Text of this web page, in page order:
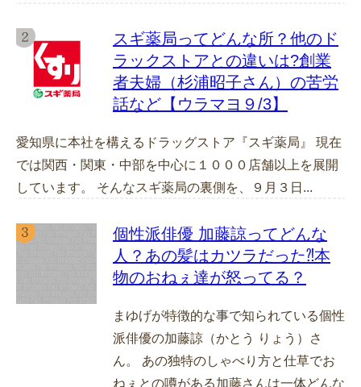
スギ薬局ってどんな所？他のド
ラックストアとの違いは?創業
者夫婦（杉浦昭子さん）の苦労
話など【ウラマヨ９/3】
愛知県に本社を構えるドラッグストア『スギ薬局』 現在
では関西・関東・中部を中心に１０００店舗以上を展開
しています。 そんなスギ薬局の裏側を、９月３日...
個性派俳優 加藤諒ってどんな
人？あの髪はカツラだった⁈本
物のおねぇ達が怒ってる？
まゆげが特徴的な事で知られている個性
派俳優の加藤諒（かとう りょう）さ
ん。 あの独特のしゃべり方と仕草でお
ねぇとの噂がある加藤さんは一体どんな